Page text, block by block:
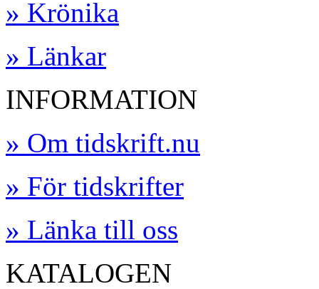
» Krönika
» Länkar
INFORMATION
» Om tidskrift.nu
» För tidskrifter
» Länka till oss
KATALOGEN